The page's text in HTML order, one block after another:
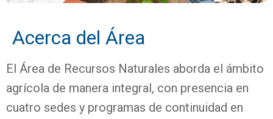
Acerca del Área
El Área de Recursos Naturales aborda el ámbito
agrícola de manera integral, con presencia en
cuatro sedes y programas de continuidad en